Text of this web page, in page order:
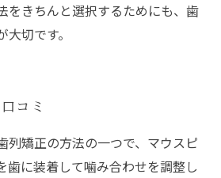
をきちんと選択するためにも、歯
切です。
コミ
列矯正の方法の一つで、マウスピ
歯に装着して噛み合わせを調整し